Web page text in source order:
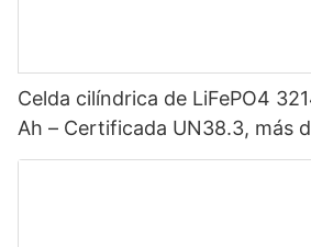
Celda cilíndrica de LiFePO4
Ah – Certificada UN38.3, más
alta potencia para vehículos